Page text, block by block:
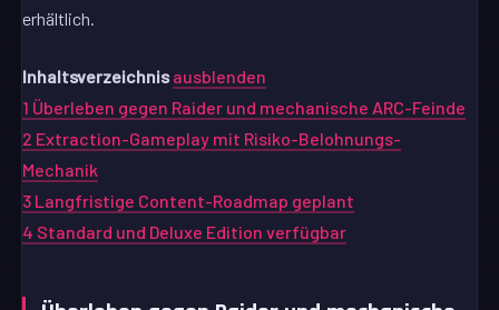
erhältlich.
Inhaltsverzeichnis ausblenden
1 Überleben gegen Raider und mechanische ARC-Feinde
2 Extraction-Gameplay mit Risiko-Belohnungs-
Mechanik
3 Langfristige Content-Roadmap geplant
4 Standard und Deluxe Edition verfügbar